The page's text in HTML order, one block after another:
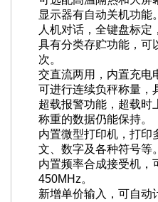
显示器有自动关机功能
人机对话，全键盘标
具有分类存贮功能，可
次。
交直流两用，内置充电
可进行连续负秤称量，
超载报警功能，超载时
称重的数据仍能保持。
内置微型打印机，打印
文、数字及各种符号等
内置频率合成接受机，
450MHz。
新增单价输入，可自动